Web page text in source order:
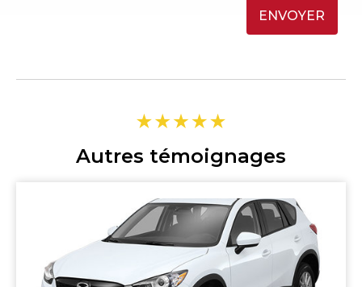
ENVOYER
Autres témoignages